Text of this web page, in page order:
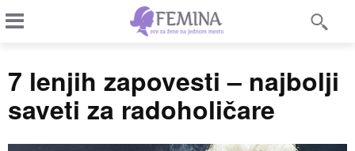
7 lenjih zapovesti – najbolji
saveti za radoholičare